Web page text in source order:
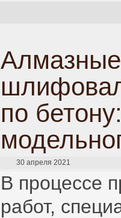
Алмазные
по
30 апреля 2021
В процессе
работ,